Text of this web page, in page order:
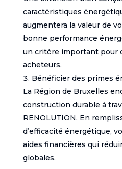
caractéristiques
augmentera la valeur de
bonne performance
un critère important pour
acheteurs.
Bénéficier des primes
La Région de Bruxelles
construction durable à
RENOLUTION. En
d’efficacité énergétique,
aides financières qui
globales.